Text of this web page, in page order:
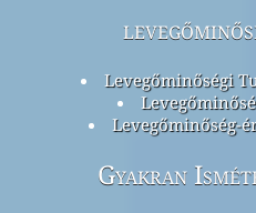
Levegőminőségi
Levegőminőség-
Gyakran